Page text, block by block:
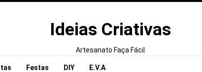
Ideias Criativas
Artesanato Faça Fácil
Festas DIY E.V.A